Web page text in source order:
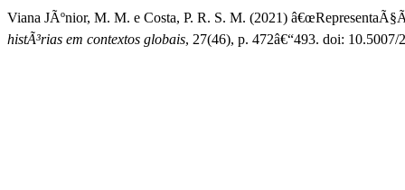
Viana JÃºnior, M. M. e Costa, P. R. S. M. (2021)
histÃ³rias em contextos globais, 27(46), p. 472â€“493. doi: 10.5007/